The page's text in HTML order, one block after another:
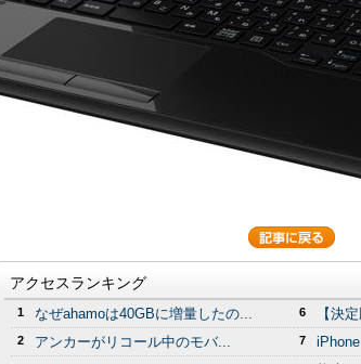
アクセスランキング
1 なぜahamoは40GBに増量したの...
2 アンカーがリコール中のモバ...
6 【決
7